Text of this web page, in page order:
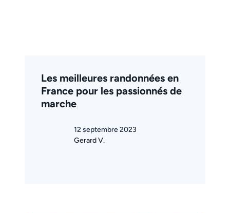
Les meilleures randonnées en
France pour les passionnés de
marche
12 septembre 2023
Gerard V.